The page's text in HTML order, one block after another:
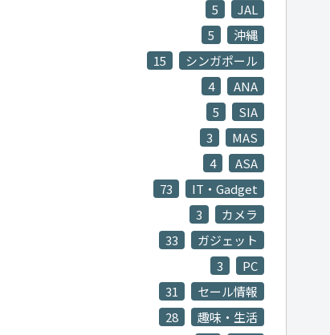
JAL
5
沖縄
5
シンガポール
15
ANA
4
SIA
5
MAS
3
ASA
4
IT・Gadget
73
カメラ
3
ガジェット
33
PC
3
セール情報
31
趣味・生活
28